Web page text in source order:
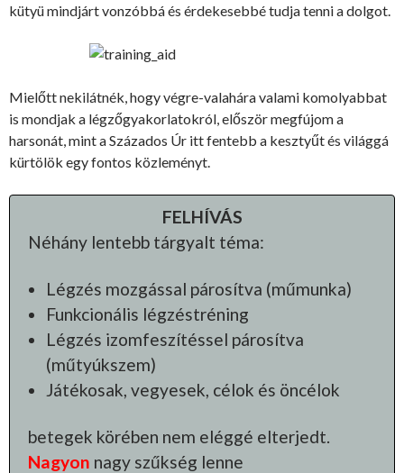
kütyü mindjárt vonzóbbá és érdekesebbé tudja tenni a dolgot.
Mielőtt nekilátnék, hogy végre-valahára valami komolyabbat
is mondjak a légzőgyakorlatokról, először megfújom a
harsonát, mint a Százados Úr itt fentebb a kesztyűt és világgá
kürtölök egy fontos közleményt.
FELHÍVÁS
Néhány lentebb tárgyalt téma:
Légzés mozgással párosítva (műmunka)
Funkcionális légzéstréning
Légzés izomfeszítéssel párosítva
(műtyúkszem)
Játékosak, vegyesek, célok és öncélok
betegek körében nem eléggé elterjedt.
Nagyon nagy szűkség lenne